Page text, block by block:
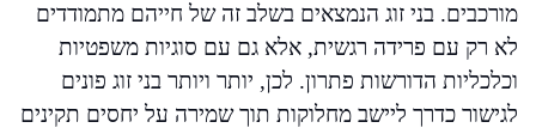
מורכבים. בני זוג הנמצאים בשלב זה של חייהם מתמודדים
לא רק עם פרידה רגשית, אלא גם עם סוגיות משפטיות
וכלכליות הדורשות פתרון. לכן, יותר ויותר בני זוג פונים
לגישור כדרך ליישב מחלוקות תוך שמירה על יחסים תקינים